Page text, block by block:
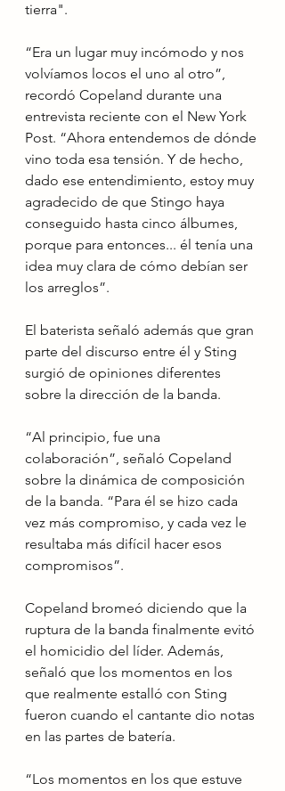
tierra".
“Era un lugar muy incómodo y nos
volvíamos locos el uno al otro”,
recordó Copeland durante una
entrevista reciente con el New York
Post. “Ahora entendemos de dónde
vino toda esa tensión. Y de hecho,
dado ese entendimiento, estoy muy
agradecido de que Stingo haya
conseguido hasta cinco álbumes,
porque para entonces... él tenía una
idea muy clara de cómo debían ser
los arreglos”.
El baterista señaló además que gran
parte del discurso entre él y Sting
surgió de opiniones diferentes
sobre la dirección de la banda.
“Al principio, fue una
colaboración”, señaló Copeland
sobre la dinámica de composición
de la banda. “Para él se hizo cada
vez más compromiso, y cada vez le
resultaba más difícil hacer esos
compromisos”.
Copeland bromeó diciendo que la
ruptura de la banda finalmente evitó
el homicidio del líder. Además,
señaló que los momentos en los
que realmente estalló con Sting
fueron cuando el cantante dio notas
en las partes de batería.
“Los momentos en los que estuve